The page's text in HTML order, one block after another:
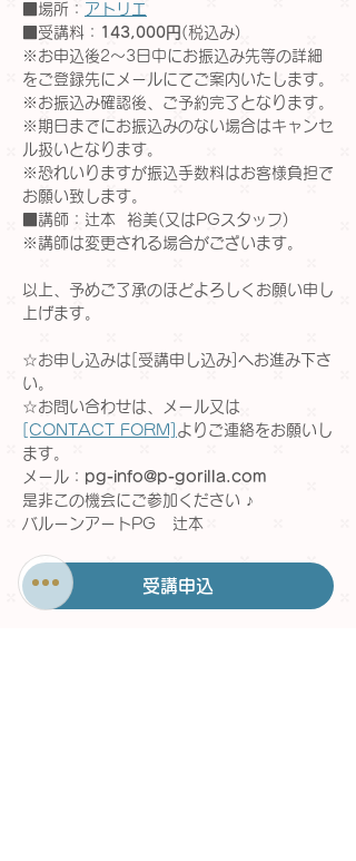
■場所：
アトリエ
■受講料： 143,000円 (税込み)
※お申込後2〜3日中にお振込み先等の詳細
をご登録先にメールにてご案内いたします。
※お振込み確認後、ご予約完了となります。
※期日までにお振込みのない場合はキャンセ
ル扱いとなります。
※恐れいりますが振込手数料はお客様負担で
お願い致します。
■講師：辻本  裕美(又はPGスタッフ)
※講師は変更される場合がございます。
以上、予めご了承のほどよろしくお願い申し
上げます。
☆お申し込みは[受講申し込み]へお進み下さ
い。
☆お問い合わせは、メール又は
[CONTACT FORM] よりご連絡をお願いし
ます。
メール： pg-info@p-gorilla.com
是非この機会にご参加ください ♪
バルーンアートPG   辻本
受講申込